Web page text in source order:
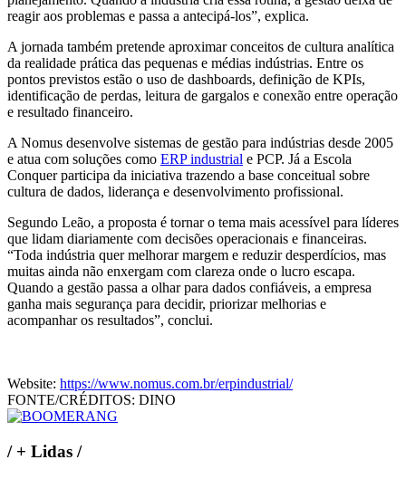
reagir aos problemas e passa a antecipá-los”, explica.
A jornada também pretende aproximar conceitos de cultura analítica
da realidade prática das pequenas e médias indústrias. Entre os
pontos previstos estão o uso de dashboards, definição de KPIs,
identificação de perdas, leitura de gargalos e conexão entre operação
e resultado financeiro.
A Nomus desenvolve sistemas de gestão para indústrias desde 2005
e atua com soluções como ERP industrial e PCP. Já a Escola
Conquer participa da iniciativa trazendo a base conceitual sobre
cultura de dados, liderança e desenvolvimento profissional.
Segundo Leão, a proposta é tornar o tema mais acessível para líderes
que lidam diariamente com decisões operacionais e financeiras.
“Toda indústria quer melhorar margem e reduzir desperdícios, mas
muitas ainda não enxergam com clareza onde o lucro escapa.
Quando a gestão passa a olhar para dados confiáveis, a empresa
ganha mais segurança para decidir, priorizar melhorias e
acompanhar os resultados”, conclui.
Website: https://www.nomus.com.br/erpindustrial/
FONTE/CRÉDITOS: DINO
/+ Lidas /